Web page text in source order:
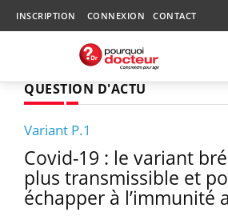
INSCRIPTION CONNEXION CONTACT
QUESTION D'ACTU
Variant P.1
Covid-19 : le variant
plus transmissible et
échapper à l’immunité